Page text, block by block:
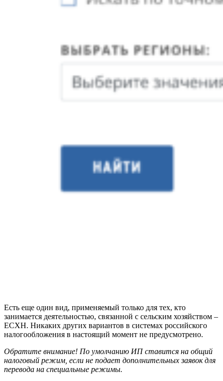
Есть еще один вид, применяемый только для тех, кто
занимается деятельностью, связанной с сельским хозяйством –
ЕСХН. Никаких других вариантов в системах российского
налогообложения в настоящий момент не предусмотрено.
Обратите внимание! По умолчанию ИП ставится на общий
налоговый режим, если не подает дополнительных заявок для
перевода на специальные режимы.